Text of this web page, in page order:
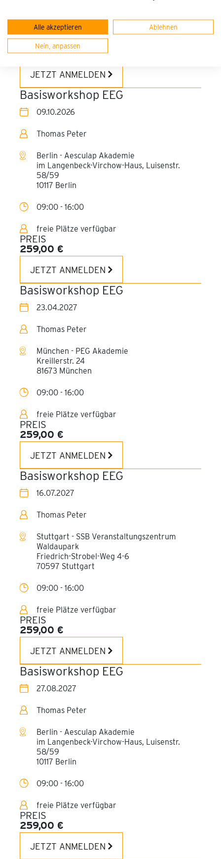
Alle akzeptieren Ablehnen
Nein, anpassen
freie Plätze verfügbar
PREIS
259,00 €
JETZT ANMELDEN
Basisworkshop EEG
09.10.2026
Thomas Peter
Berlin - Aesculap Akademie
im Langenbeck-Virchow-Haus, Luisenstr.
58/59
10117 Berlin
09:00 - 16:00
freie Plätze verfügbar
PREIS
259,00 €
JETZT ANMELDEN
Basisworkshop EEG
23.04.2027
Thomas Peter
München - PEG Akademie
Kreillerstr. 24
81673 München
09:00 - 16:00
freie Plätze verfügbar
PREIS
259,00 €
JETZT ANMELDEN
Basisworkshop EEG
16.07.2027
Thomas Peter
Stuttgart - SSB Veranstaltungszentrum
Waldaupark
Friedrich-Strobel-Weg 4-6
70597 Stuttgart
09:00 - 16:00
freie Plätze verfügbar
PREIS
259,00 €
JETZT ANMELDEN
Basisworkshop EEG
27.08.2027
Thomas Peter
Berlin - Aesculap Akademie
im Langenbeck-Virchow-Haus, Luisenstr.
58/59
10117 Berlin
09:00 - 16:00
freie Plätze verfügbar
PREIS
259,00 €
JETZT ANMELDEN